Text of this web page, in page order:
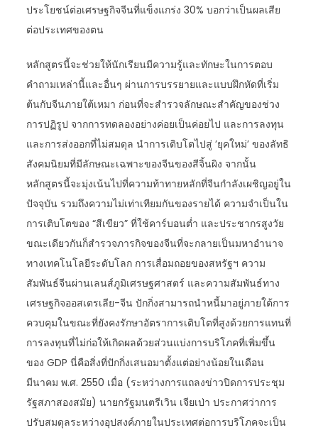
ประโยชน์ต่อเศรษฐกิจจีนที่แข็งแกร่ง 30% บอกว่าเป็นผลเสีย
ต่อประเทศของตน
หลักสูตรนี้จะช่วยให้นักเรียนมีความรู้และทักษะในการตอบ
คำถามเหล่านี้และอื่นๆ ผ่านการบรรยายและแบบฝึกหัดที่เริ่ม
ต้นกับจีนภายใต้เหมา ก่อนที่จะสำรวจลักษณะสำคัญของช่วง
การปฏิรูป จากการทดลองอย่างค่อยเป็นค่อยไป และการลงทุน
และการส่งออกที่ไม่สมดุล นำการเติบโตไปสู่ ​​’ยุคใหม่’ ของลัทธิ
สังคมนิยมที่มีลักษณะเฉพาะของจีนของสีจิ้นผิง จากนั้น
หลักสูตรนี้จะมุ่งเน้นไปที่ความท้าทายหลักที่จีนกำลังเผชิญอยู่ใน
ปัจจุบัน รวมถึงความไม่เท่าเทียมกันของรายได้ ความจำเป็นใน
การเติบโตของ “สีเขียว” ที่ใช้คาร์บอนต่ำ และประชากรสูงวัย
ขณะเดียวกันก็สำรวจภารกิจของจีนที่จะกลายเป็นมหาอำนาจ
ทางเทคโนโลยีระดับโลก การเสื่อมถอยของสหรัฐฯ ความ
สัมพันธ์จีนผ่านเลนส์ภูมิเศรษฐศาสตร์ และความสัมพันธ์ทาง
เศรษฐกิจออสเตรเลีย-จีน ปักกิ่งสามารถนำหนี้มาอยู่ภายใต้การ
ควบคุมในขณะที่ยังคงรักษาอัตราการเติบโตที่สูงด้วยการแทนที่
การลงทุนที่ไม่ก่อให้เกิดผลด้วยส่วนแบ่งการบริโภคที่เพิ่มขึ้น
ของ GDP นี่คือสิ่งที่ปักกิ่งเสนอมาตั้งแต่อย่างน้อยในเดือน
มีนาคม พ.ศ. 2550 เมื่อ (ระหว่างการแถลงข่าวปิดการประชุม
รัฐสภาสองสมัย) นายกรัฐมนตรีเวิน เจียเป่า ประกาศว่าการ
ปรับสมดุลระหว่างอุปสงค์ภายในประเทศต่อการบริโภคจะเป็น